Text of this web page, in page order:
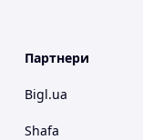
Партнери
Bigl.ua
Shafa